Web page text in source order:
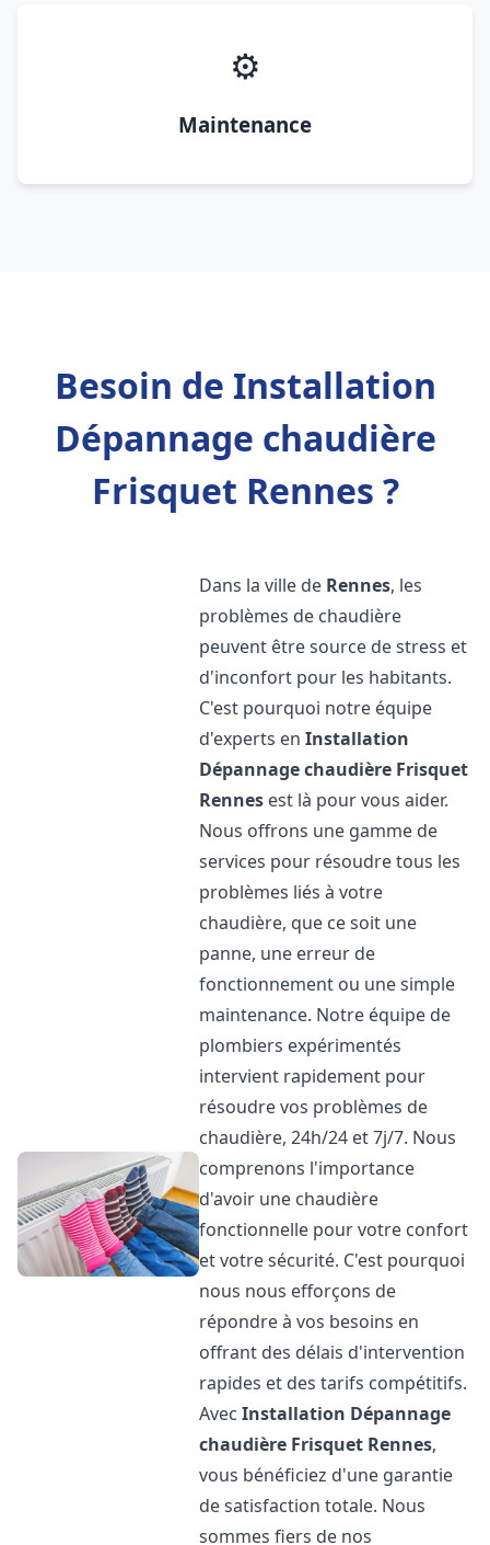
⚙️
Maintenance
Besoin de Installation
Dépannage chaudière
Frisquet Rennes ?
Dans la ville de Rennes, les
problèmes de chaudière
peuvent être source de stress et
d'inconfort pour les habitants.
C'est pourquoi notre équipe
d'experts enInstallation
Dépannage chaudière Frisquet
Rennes est là pour vous aider.
Nous offrons une gamme de
services pour résoudre tous les
problèmes liés à votre
chaudière, que ce soit une
panne, une erreur de
fonctionnement ou une simple
maintenance. Notre équipe de
plombiers expérimentés
intervient rapidement pour
résoudre vos problèmes de
chaudière, 24h/24 et 7j/7. Nous
comprenons l'importance
d'avoir une chaudière
fonctionnelle pour votre confort
et votre sécurité. C'est pourquoi
nous nous efforçons de
répondre à vos besoins en
offrant des délais d'intervention
rapides et des tarifs compétitifs.
AvecInstallation Dépannage
chaudière Frisquet Rennes,
vous bénéficiez d'une garantie
de satisfaction totale. Nous
sommes fiers de nos